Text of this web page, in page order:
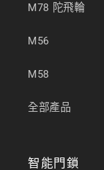
M78 陀飛輪
M56
M58
全部產品
智能門鎖